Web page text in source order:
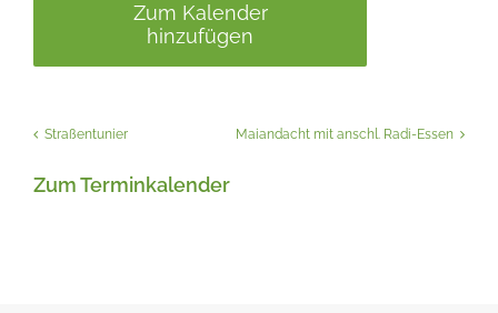
Zum Kalender
hinzufügen
Straßentunier Maiandacht mit anschl. Radi-Essen
Zum Terminkalender